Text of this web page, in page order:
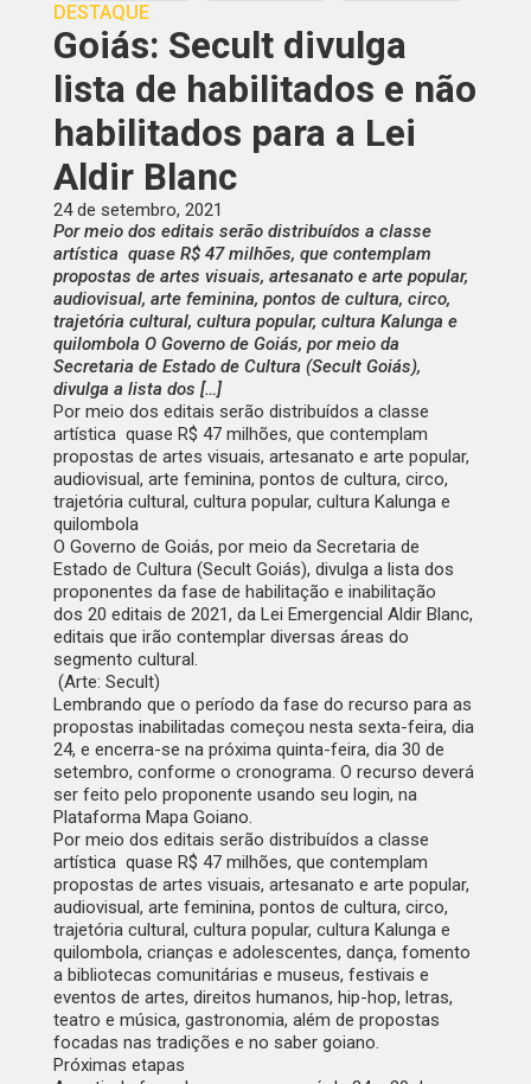
DESTAQUE
Goiás: Secult divulga
lista de habilitados e não
habilitados para a Lei
Aldir Blanc
24 de setembro, 2021
Por meio dos editais serão distribuídos a classe
artística quase R$ 47 milhões, que contemplam
propostas de artes visuais, artesanato e arte popular,
audiovisual, arte feminina, pontos de cultura, circo,
trajetória cultural, cultura popular, cultura Kalunga e
quilombola O Governo de Goiás, por meio da
Secretaria de Estado de Cultura (Secult Goiás),
divulga a lista dos […]
Por meio dos editais serão distribuídos a classe
artística quase R$ 47 milhões, que contemplam
propostas de artes visuais, artesanato e arte popular,
audiovisual, arte feminina, pontos de cultura, circo,
trajetória cultural, cultura popular, cultura Kalunga e
quilombola
O Governo de Goiás, por meio da Secretaria de
Estado de Cultura (Secult Goiás), divulga a lista dos
proponentes da fase de habilitação e inabilitação
dos 20 editais de 2021, da Lei Emergencial Aldir Blanc,
editais que irão contemplar diversas áreas do
segmento cultural.
(Arte: Secult)
Lembrando que o período da fase do recurso para as
propostas inabilitadas começou nesta sexta-feira, dia
24, e encerra-se na próxima quinta-feira, dia 30 de
setembro, conforme o cronograma. O recurso deverá
ser feito pelo proponente usando seu login, na
Plataforma Mapa Goiano.
Por meio dos editais serão distribuídos a classe
artística quase R$ 47 milhões, que contemplam
propostas de artes visuais, artesanato e arte popular,
audiovisual, arte feminina, pontos de cultura, circo,
trajetória cultural, cultura popular, cultura Kalunga e
quilombola, crianças e adolescentes, dança, fomento
a bibliotecas comunitárias e museus, festivais e
eventos de artes, direitos humanos, hip-hop, letras,
teatro e música, gastronomia, além de propostas
focadas nas tradições e no saber goiano.
Próximas etapas